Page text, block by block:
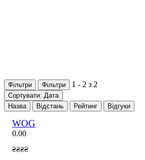
Фільтри Фільтри 1 - 2 з 2
Сортувати: Дата
Назва
Відстань Рейтинг Відгуки
WOG
0.00
₴₴₴₴